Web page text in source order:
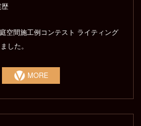
空間施工例コンテスト ライティング
ました。
MORE